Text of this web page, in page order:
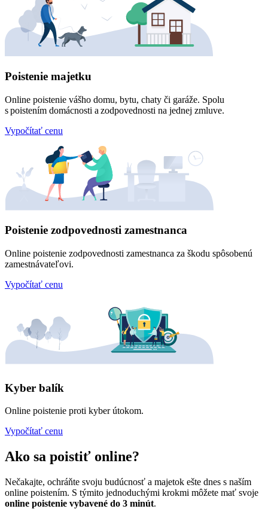
Poistenie majetku
Online poistenie vášho domu, bytu, chaty či garáže. Spolu
s poistením domácnosti a zodpovednosti na jednej zmluve.
Vypočítať cenu
Poistenie zodpovednosti zamestnanca
Online poistenie zodpovednosti zamestnanca za škodu spôsobenú
zamestnávateľovi.
Vypočítať cenu
Kyber balík
Online poistenie proti kyber útokom.
Vypočítať cenu
Ako sa poistiť online?
Nečakajte, ochráňte svoju budúcnosť a majetok ešte dnes s naším
online poistením. S týmito jednoduchými krokmi môžete mať svoje
online poistenie vybavené do 3 minút.